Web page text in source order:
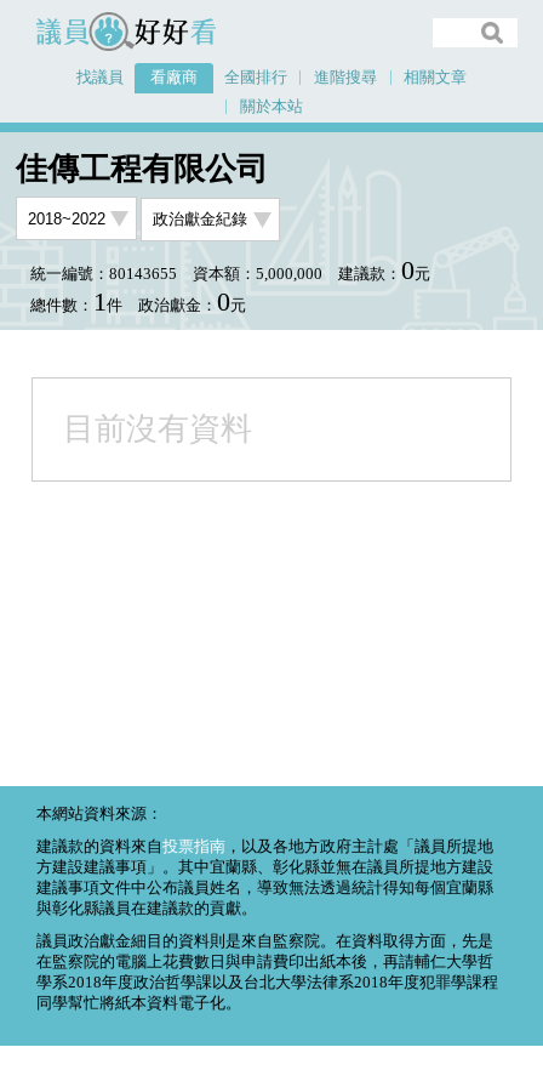
議員好好看
找議員 看廠商 全國排行 進階搜尋
相關文章
關於本站
佳傳工程有限公司
統一編號：80143655 資本額：5,000,000 建議款： 0元
總件數： 1件 政治獻金： 0元
目前沒有資料
本網站資料來源：
建議款的資料來自投票指南 ，以及各地方政府主計處「議員所提地
方建設建議事項」。其中宜蘭縣、彰化縣並無在議員所提地方建設
建議事項文件中公布議員姓名，導致無法透過統計得知每個宜蘭縣
與彰化縣議員在建議款的貢獻。
議員政治獻金細目的資料則是來自監察院。在資料取得方面，先是
在監察院的電腦上花費數日與申請費印出紙本後，再請輔仁大學哲
學系2018年度政治哲學課以及台北大學法律系2018年度犯罪學課程
同學幫忙將紙本資料電子化。